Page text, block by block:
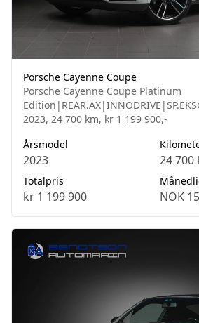
Porsche Cayenne Coupe
Porsche Cayenne Coupe Platinum
2023, 24 700 km, kr 1 199 900,-
Årsmodel
2023 24 700
Totalpris
kr 1 199 900 NOK